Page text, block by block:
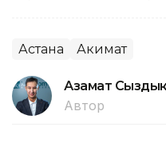
Астана Акимат
Азамат
Автор